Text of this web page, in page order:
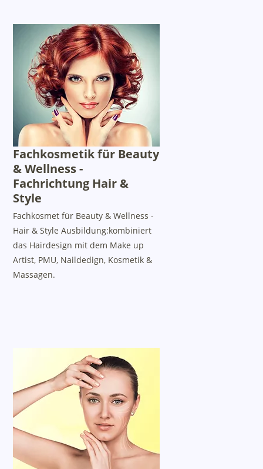
Fachkosmetik für Beauty
& Wellness -
Fachrichtung Hair &
Style
Fachkosmet für Beauty & Wellness -
Hair & Style Ausbildung:kombiniert
das Hairdesign mit dem Make up
Artist, PMU, Naildedign, Kosmetik &
Massagen.